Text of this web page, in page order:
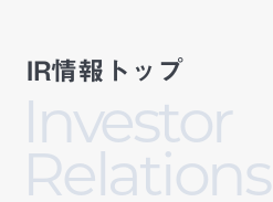
IR情報トップ
Investor
Relations